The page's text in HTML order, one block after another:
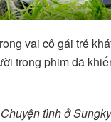
vai cô gái trẻ
trong phim đã
Chuyện tình ở